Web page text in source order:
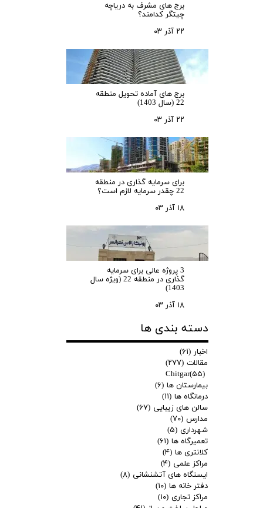
برج های مشرف به دریاچه
چیتگر کدامند؟
۲۲ آذر ۰۳
برج های آماده تحویل منطقه
22 (سال 1403)
۲۲ آذر ۰۳
برای سرمایه‌ گذاری در منطقه
22 چقدر سرمایه لازم است؟
۱۸ آذر ۰۳
3 پروژه عالی برای سرمایه
گذاری در منطقه 22 (ویژه سال
1403)
۱۸ آذر ۰۳
دسته بندی ها
اخبار (۶۱)
مقالات (۲۷۷)
Chitgar(۵۵)
بیمارستان ها (۶)
درمانگاه ها (۱۱)
سالن های زیبایی (۶۷)
مدارس (۷۰)
شهرداری (۵)
تعمیرگاه ها (۶۱)
کلانتری ها (۴)
مراکز علمی (۴)
ایستگاه های آتشنشانی (۸)
دفتر خانه ها (۱۰)
مراکز تجاری (۱۰)